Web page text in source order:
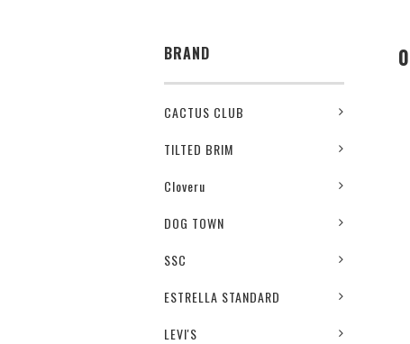
BRAND
CACTUS CLUB
TILTED BRIM
Cloveru
DOG TOWN
SSC
ESTRELLA STANDARD
LEVI'S